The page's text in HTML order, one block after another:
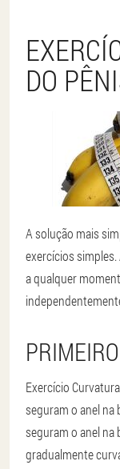
DO
A solução mais
exercícios
a qualquer
Exercício
seguram o anel na
seguram o anel na
gradualmente